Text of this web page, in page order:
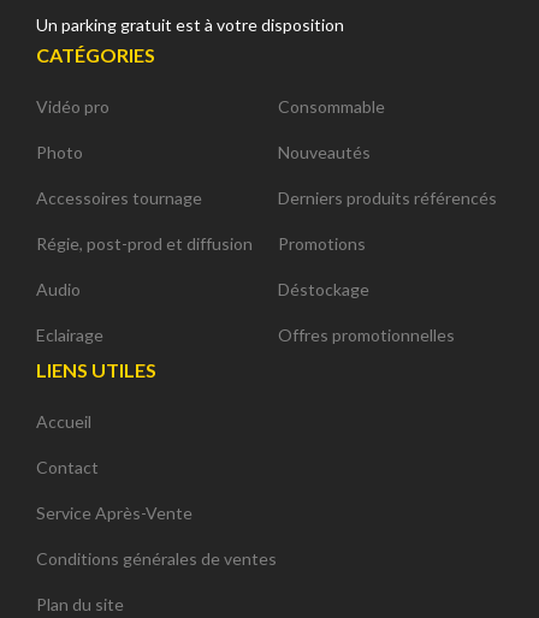
Un parking gratuit est à votre disposition
CATÉGORIES
Vidéo pro
Photo
Accessoires tournage
Régie, post-prod et diffusion
Audio
Eclairage
Consommable
Nouveautés
Derniers produits référencés
Promotions
Déstockage
Offres promotionnelles
LIENS UTILES
Accueil
Contact
Service Après-Vente
Conditions générales de ventes
Plan du site